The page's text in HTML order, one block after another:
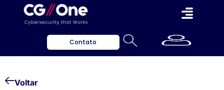
Contato
Voltar